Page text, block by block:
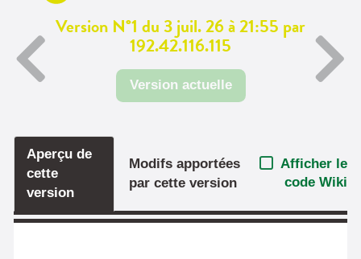
Version N°1 du 3 juil. 26 à 21:55 par
192.42.116.115
Version actuelle
Aperçu de
cette
version
Modifs apportées
par cette version
Afficher le
code Wiki